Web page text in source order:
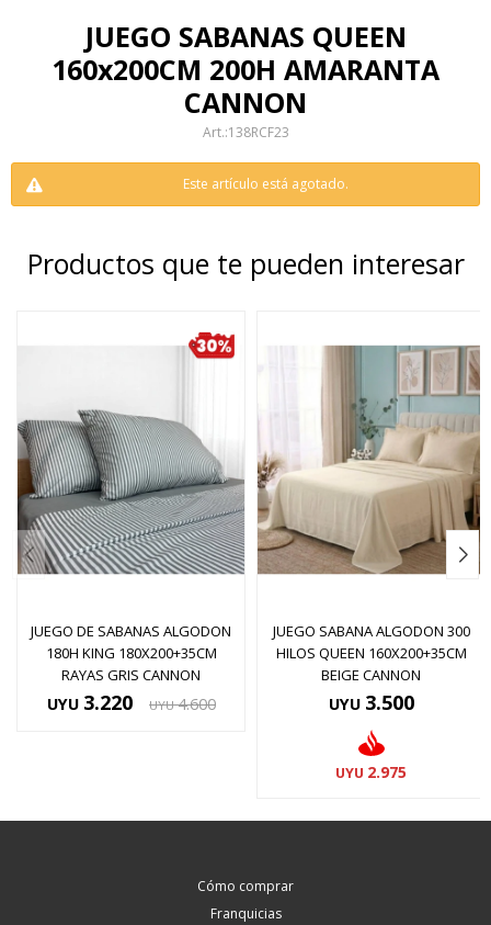
JUEGO SABANAS QUEEN
160x200CM 200H AMARANTA
CANNON
138RCF23
Este artículo está agotado.
Productos que te pueden interesar
JUEGO DE SABANAS ALGODON
180H KING 180X200+35CM
RAYAS GRIS CANNON
UYU 3.220 UYU 4.600
JUEGO SABANA ALGODON 300
HILOS QUEEN 160X200+35CM
BEIGE CANNON
UYU 3.500
UYU 2.975
Cómo comprar
Franquicias